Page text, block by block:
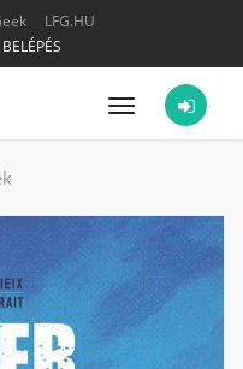
LFG.HU
BELÉPÉS
Menü